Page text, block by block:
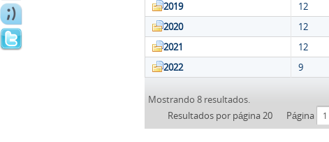
2019
12
2020
12
2021
12
2022
9
Mostrando 8 resultados.
Resultados por página 20
Página